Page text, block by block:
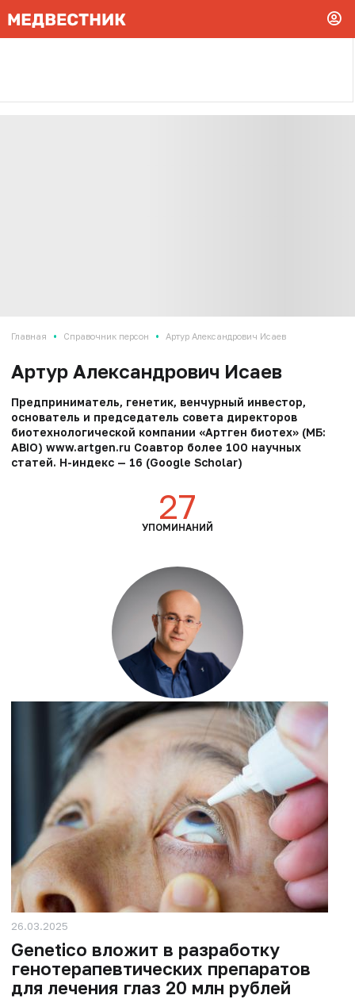
Главная • Справочник персон • Артур Александрович Исаев
Артур Александрович Исаев
Предприниматель, генетик, венчурный инвестор,
основатель и председатель совета директоров
биотехнологической компании «Артген биотех» (МБ:
ABIO) www.artgen.ru Соавтор более 100 научных
статей. Н-индекс — 16 (Google Scholar)
27
УПОМИНАНИЙ
26.03.2025
Genetico вложит в разработку
генотерапевтических препаратов
для лечения глаз 20 млн рублей